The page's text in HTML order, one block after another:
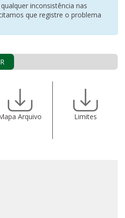
inconsistência nas
que registre o problema
Arquivo Limites